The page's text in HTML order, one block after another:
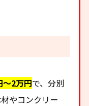
〜2万円で、分別
やコンクリー